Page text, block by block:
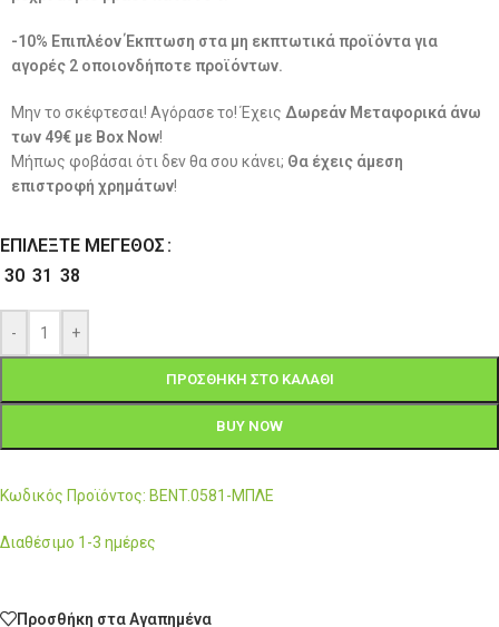
-10% Επιπλέον Έκπτωση στα μη εκπτωτικά προϊόντα για
αγορές 2 οποιονδήποτε προϊόντων.
Μην το σκέφτεσαι! Αγόρασε το! Έχεις Δωρεάν Μεταφορικά άνω
των 49€ με Box Now!
Μήπως φοβάσαι ότι δεν θα σου κάνει; Θα έχεις άμεση
επιστροφή χρημάτων!
ΕΠΙΛΈΞΤΕ ΜΈΓΕΘΟΣ
30 31 38
- +
ΠΡΟΣΘΉΚΗ ΣΤΟ ΚΑΛΆΘΙ
BUY NOW
Κωδικός Προϊόντος: BENT.0581-ΜΠΛΕ
Διαθέσιμο 1-3 ημέρες
Προσθήκη στα Αγαπημένα